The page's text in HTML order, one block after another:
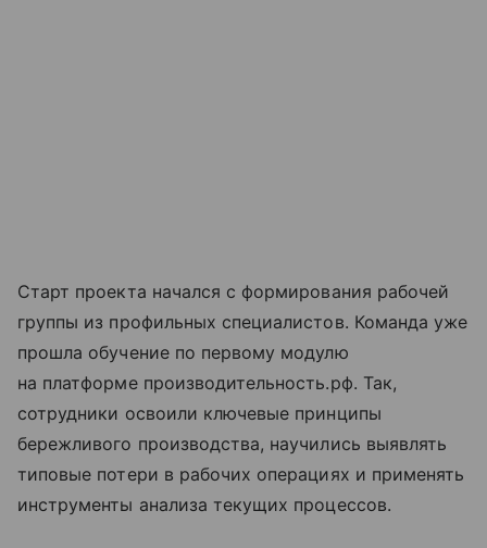
Старт проекта начался с формирования рабочей
группы из профильных специалистов. Команда уже
прошла обучение по первому модулю
на платформе производительность.рф. Так,
сотрудники освоили ключевые принципы
бережливого производства, научились выявлять
типовые потери в рабочих операциях и применять
инструменты анализа текущих процессов.